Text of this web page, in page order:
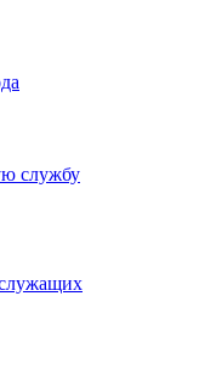
службу